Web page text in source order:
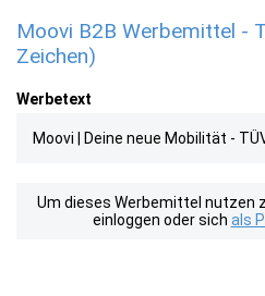
Moovi B2B Werbemittel -
Zeichen)
Werbetext
Moovi | Deine neue Mobilität -
Um dieses Werbemittel nutzen
einloggen oder sich als